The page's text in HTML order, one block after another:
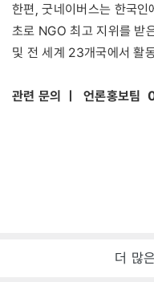
한편, 굿네이버스는 한국
초로 NGO 최고 지위를 받
및 전 세계 23개국에서 활
관련 문의 ㅣ 언론홍보
더 많